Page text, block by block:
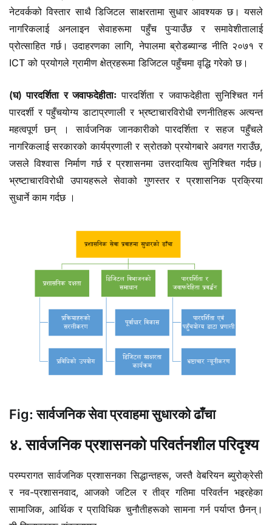
नेटवर्कको विस्तार साथै डिजिटल साक्षरतामा सुधार आवश्यक छ। यसले
नागरिकलाई अनलाइन सेवाहरूमा पहुँच पुऱ्याउँछ र समावेशीतालाई
प्रोत्साहित गर्छ। उदाहरणका लागि, नेपालमा ब्रोडब्यान्ड नीति २०७१ र
ICT को प्रयोगले ग्रामीण क्षेत्रहरूमा डिजिटल पहुँचमा वृद्धि गरेको छ।
(घ) पारदर्शिता र जवाफदेहीताःपारदर्शिता र जवाफदेहीता सुनिश्चित गर्न
पारदर्शी र पहुँचयोग्य डाटाप्रणाली र भ्रष्टाचारविरोधी रणनीतिहरू अत्यन्त
महत्वपूर्ण छन् । सार्वजनिक जानकारीको पारदर्शिता र सहज पहुँचले
नागरिकलाई सरकारको कार्यप्रणाली र स्रोतको प्रयोगबारे अवगत गराउँछ,
जसले विश्वास निर्माण गर्छ र प्रशासनमा उत्तरदायित्व सुनिश्चित गर्दछ।
भ्रष्टाचारविरोधी उपायहरूले सेवाको गुणस्तर र प्रशासनिक प्रक्रिया
सुधार्ने काम गर्दछ ।
Fig: सार्वजनिक सेवा प्रवाहमा सुधारको ढाँचा
४. सार्वजनिक प्रशासनको परिवर्तनशील परिदृश्य
परम्परागत सार्वजनिक प्रशासनका सिद्धान्तहरू, जस्तै वेबरियन ब्युरोक्रेसी
र नव-प्रशासनवाद, आजको जटिल र तीव्र गतिमा परिवर्तन भइरहेका
सामाजिक, आर्थिक र प्राविधिक चुनौतीहरूको सामना गर्न पर्याप्त छैनन्।